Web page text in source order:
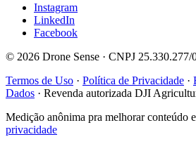
Instagram
LinkedIn
Facebook
© 2026 Drone Sense · CNPJ 25.330.277/
Termos de Uso · Política de Privacidade ·
Dados · Revenda autorizada DJI
Medição anônima pra melhorar conteúdo
privacidade